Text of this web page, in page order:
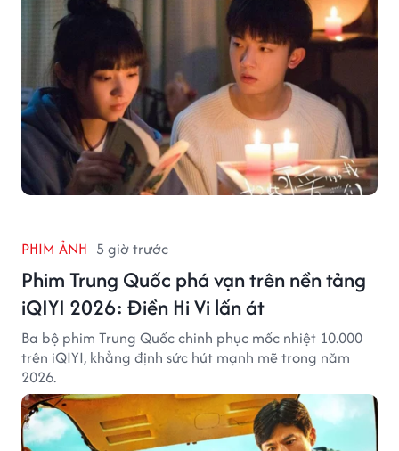
PHIM ẢNH 5 giờ trước
Phim Trung Quốc phá vạn trên nền tảng
iQIYI 2026: Điền Hi Vi lấn át
Ba bộ phim Trung Quốc chinh phục mốc nhiệt 10.000
trên iQIYI, khẳng định sức hút mạnh mẽ trong năm
2026.